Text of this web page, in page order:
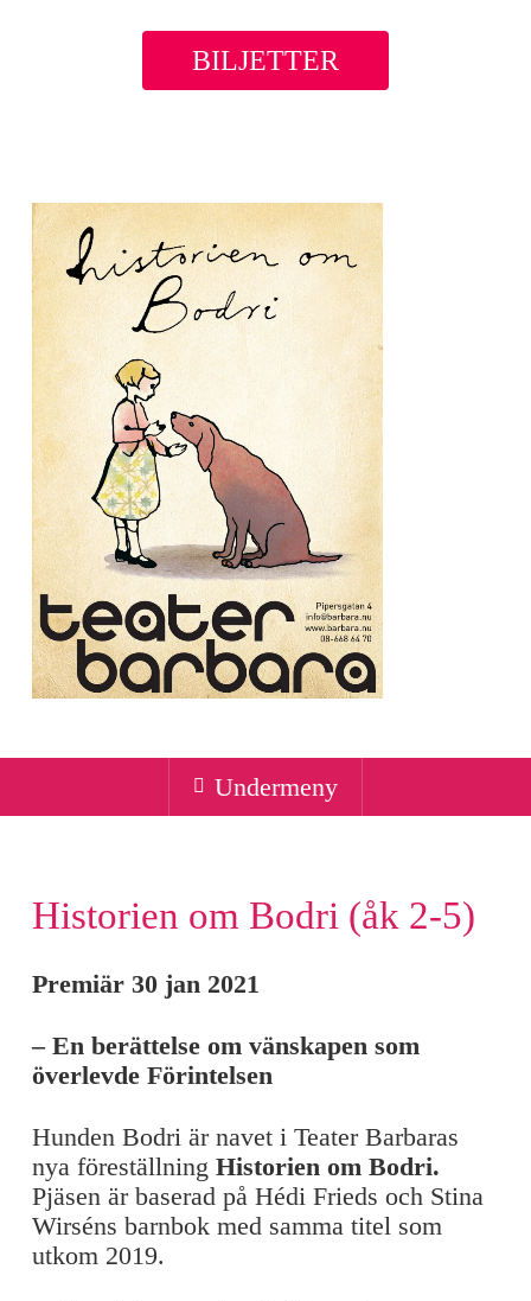
BILJETTER
Undermeny
Historien om Bodri (åk 2-5)
Premiär 30 jan 2021
– En berättelse om vänskapen som
överlevde Förintelsen
Hunden Bodri är navet i Teater Barbaras
nya föreställning Historien om Bodri.
Pjäsen är baserad på Hédi Frieds och Stina
Wirséns barnbok med samma titel som
utkom 2019.